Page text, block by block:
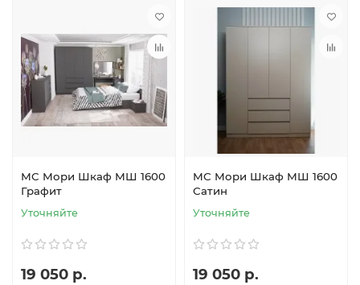
МС Мори Шкаф МШ 1600
Графит
Уточняйте
19 050 р.
МС Мори Шкаф МШ 1600
Сатин
Уточняйте
19 050 р.